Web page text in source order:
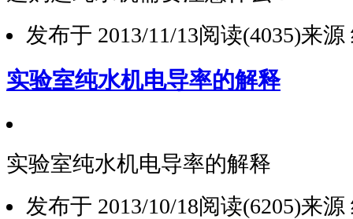
发布于 2013/11/13阅读(4035)来源
实验室纯水机电导率的解释
实验室纯水机电导率的解释
发布于 2013/10/18阅读(6205)来源